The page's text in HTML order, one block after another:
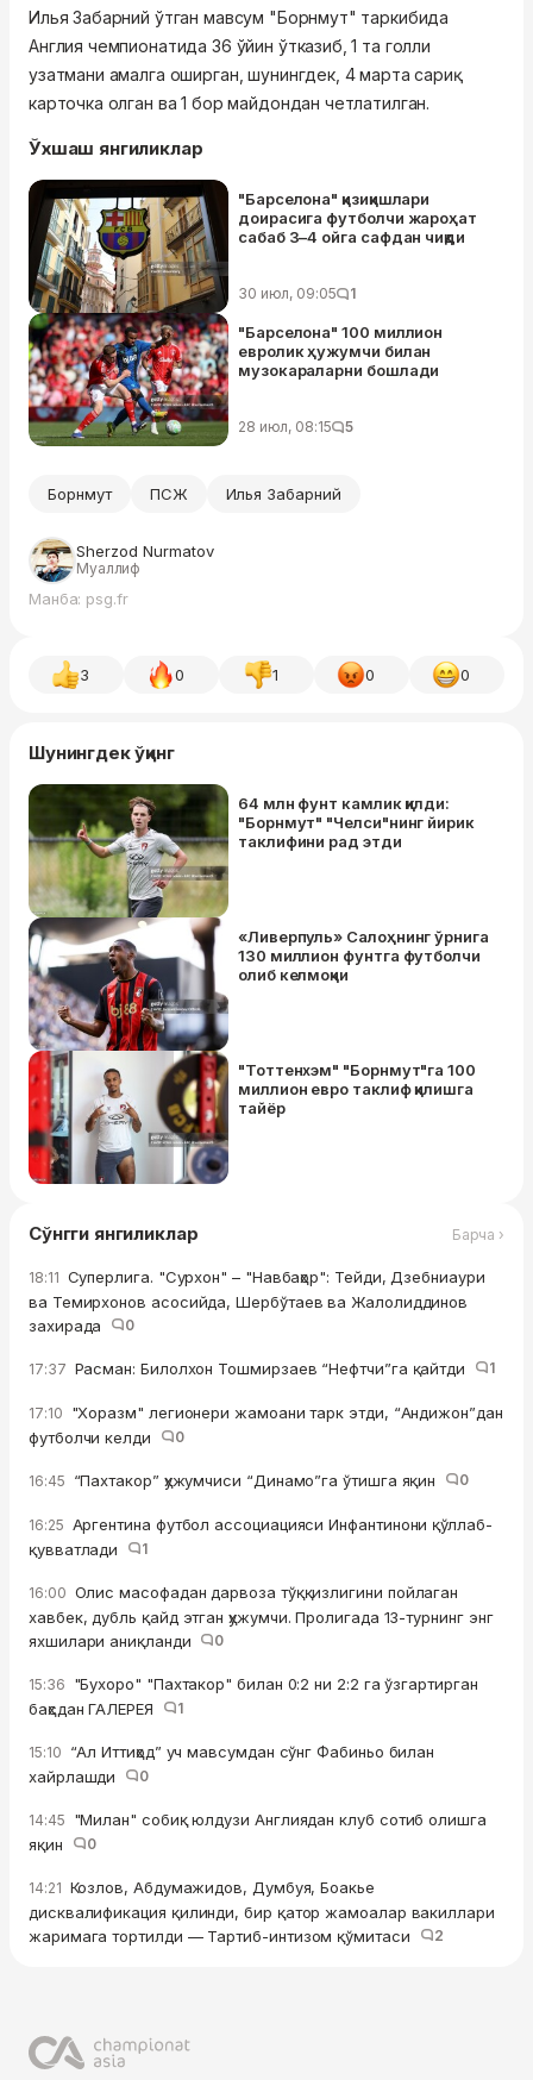
Илья Забарний ўтган мавсум "Борнмут" таркибида
Англия чемпионатида 36 ўйин ўтказиб, 1 та голли
узатмани амалга оширган, шунингдек, 4 марта сариқ
карточка олган ва 1 бор майдондан четлатилган.
Ўхшаш янгиликлар
"Барселона" қизиқишлари
доирасига футболчи жароҳат
сабаб 3–4 ойга сафдан чиқди
30 июл, 09:05 1
"Барселона" 100 миллион
евролик ҳужумчи билан
музокараларни бошлади
28 июл, 08:15 5
Борнмут ПСЖ Илья Забарний
Sherzod Nurmatov
Муаллиф
Манба: psg.fr
3 0 1 0 0
Шунингдек ўқинг
64 млн фунт камлик қилди:
"Борнмут" "Челси"нинг йирик
таклифини рад этди
«Ливерпуль» Салоҳнинг ўрнига
130 миллион фунтга футболчи
олиб келмоқчи
"Тоттенхэм" "Борнмут"га 100
миллион евро таклиф қилишга
тайёр
Сўнгги янгиликлар Барча ›
18:11 Суперлига. "Сурхон" – "Навбаҳор": Тейди, Дзебниаури
ва Темирхонов асосийда, Шербўтаев ва Жалолиддинов
захирада
0
17:37 Расман: Билолхон Тошмирзаев “Нефтчи”га қайтди 1
17:10 "Хоразм" легионери жамоани тарк этди, “Андижон”дан
футболчи келди
0
16:45 “Пахтакор” ҳужумчиси “Динамо”га ўтишга яқин 0
16:25 Аргентина футбол ассоциацияси Инфантинони қўллаб-
қувватлади
1
16:00 Олис масофадан дарвоза тўққизлигини пойлаган
хавбек, дубль қайд этган ҳужумчи. Пролигада 13-турнинг энг
яхшилари аниқланди
0
15:36 "Бухоро" "Пахтакор" билан 0:2 ни 2:2 га ўзгартирган
баҳсдан ГАЛЕРЕЯ
1
15:10 “Ал Иттиҳод” уч мавсумдан сўнг Фабиньо билан
хайрлашди
0
14:45 "Милан" собиқ юлдузи Англиядан клуб сотиб олишга
яқин
0
14:21 Козлов, Абдумажидов, Думбуя, Боакье
дисквалификация қилинди, бир қатор жамоалар вакиллари
жаримага тортилди — Тартиб-интизом қўмитаси
2